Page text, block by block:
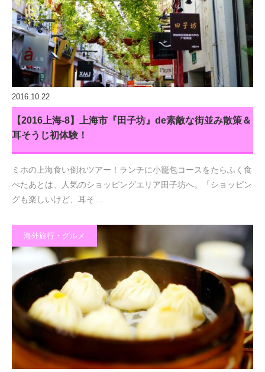
2016.10.22
【2016上海-8】上海市『田子坊』de素敵な街並み散策＆
耳そうじ初体験！
ミホの上海食い倒れツアー！ランチに小籠包コースをたらふく食
べたあとは、人気のショッピングエリア田子坊へ。「ショッピン
グも楽しいけど、耳そ…
海外旅行・グルメ